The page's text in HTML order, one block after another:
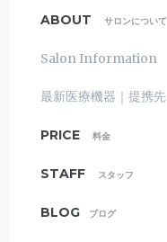
ABOUT サロンについて
Salon Information
最新医療機器｜提携先
PRICE 料金
STAFF スタッフ
BLOG ブログ